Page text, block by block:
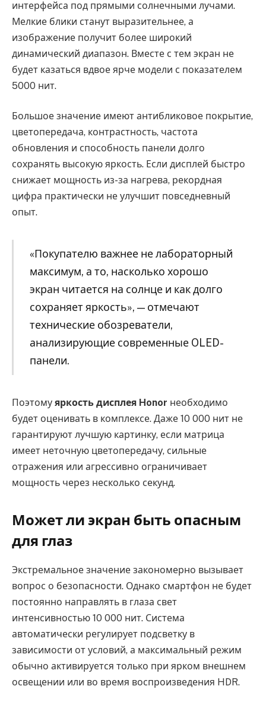
интерфейса под прямыми солнечными лучами.
Мелкие блики станут выразительнее, а
изображение получит более широкий
динамический диапазон. Вместе с тем экран не
будет казаться вдвое ярче модели с показателем
5000 нит.
Большое значение имеют антибликовое покрытие,
цветопередача, контрастность, частота
обновления и способность панели долго
сохранять высокую яркость. Если дисплей быстро
снижает мощность из-за нагрева, рекордная
цифра практически не улучшит повседневный
опыт.
«Покупателю важнее не лабораторный
максимум, а то, насколько хорошо
экран читается на солнце и как долго
сохраняет яркость», — отмечают
технические обозреватели,
анализирующие современные OLED-
панели.
Поэтому яркость дисплея Honor необходимо
будет оценивать в комплексе. Даже 10 000 нит не
гарантируют лучшую картинку, если матрица
имеет неточную цветопередачу, сильные
отражения или агрессивно ограничивает
мощность через несколько секунд.
Может ли экран быть опасным
для глаз
Экстремальное значение закономерно вызывает
вопрос о безопасности. Однако смартфон не будет
постоянно направлять в глаза свет
интенсивностью 10 000 нит. Система
автоматически регулирует подсветку в
зависимости от условий, а максимальный режим
обычно активируется только при ярком внешнем
освещении или во время воспроизведения HDR.